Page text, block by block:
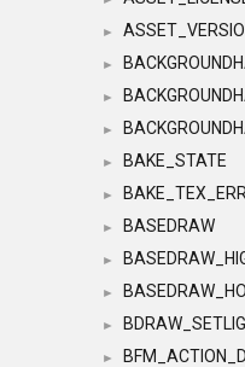
►
►
►
►
► BAKE_STATE
► BAKE_TEX_ERR
► BASEDRAW
►
►
►
►